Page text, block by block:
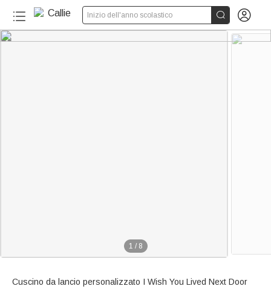
Inizio dell'anno scolastico  
1 / 8
Cuscino da lancio personalizzato I Wish You Lived Next Door